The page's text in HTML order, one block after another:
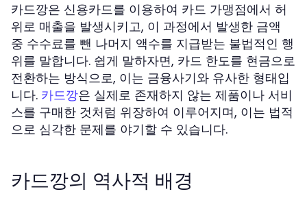
카드깡은 신용카드를 이용하여 카드 가맹점에서 허
위로 매출을 발생시키고, 이 과정에서 발생한 금액
중 수수료를 뺀 나머지 액수를 지급받는 불법적인 행
위를 말합니다. 쉽게 말하자면, 카드 한도를 현금으로
전환하는 방식으로, 이는 금융사기와 유사한 형태입
니다. 카드깡은 실제로 존재하지 않는 제품이나 서비
스를 구매한 것처럼 위장하여 이루어지며, 이는 법적
으로 심각한 문제를 야기할 수 있습니다.
카드깡의 역사적 배경